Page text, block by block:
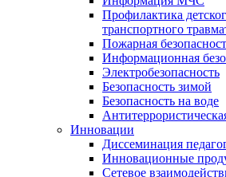
Профилактика
транспортного
Пожарная
Информационная
Электробезопасность
Безопасность зимой
Безопасность на воде
Инновации
Диссеминация
Инновационные
Сетевое